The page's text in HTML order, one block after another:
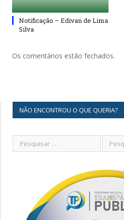
Notificação – Edivan de Lima
Silva
Os comentários estão fechados.
NÃO ENCONTROU O QUE QUERIA?